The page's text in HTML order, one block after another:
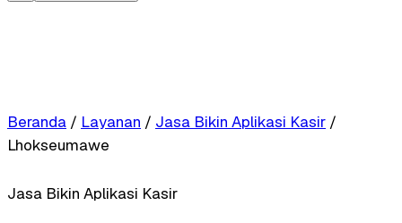
Beranda / Layanan / Jasa Bikin Aplikasi Kasir /
Lhokseumawe
Jasa Bikin Aplikasi Kasir